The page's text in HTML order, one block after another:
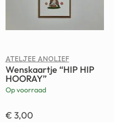
ATELJEE ANOLIEF
Wenskaartje “HIP HIP
HOORAY”
Op voorraad
€ 3,00